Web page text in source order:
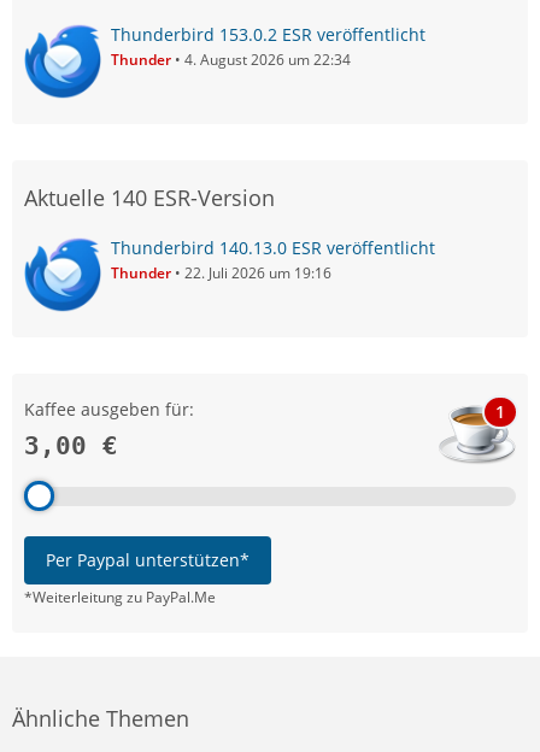
Thunderbird 153.0.2 ESR veröffentlicht
Thunder 4. August 2026 um 22:34
Aktuelle 140 ESR-Version
Thunderbird 140.13.0 ESR veröffentlicht
Thunder 22. Juli 2026 um 19:16
Kaffee ausgeben für:
3,00 €
1
Per Paypal unterstützen*
*Weiterleitung zu PayPal.Me
Ähnliche Themen